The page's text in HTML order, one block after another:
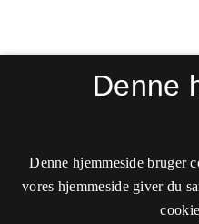
Denne
Denne hjemmeside bruger
vores hjemmeside giver du